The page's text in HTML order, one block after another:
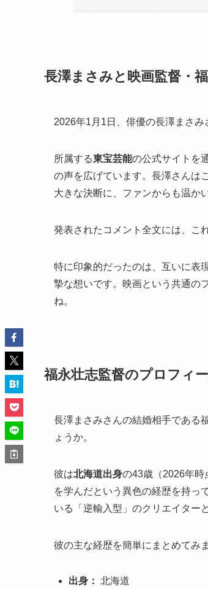
長澤まさみと映画監督・
2026年1月1日、俳優の長澤まさみ
所属する東宝芸能の公式サイトを
の声を広げています。長澤さんは
大きな決断に、ファンからも温か
発表されたコメント全文には、こ
特に印象的だったのは、互いに表
摯な想いです。映画という共通の
ね。
福永壮志監督のプロフィ
長澤まさみさんの結婚相手である
ょうか。
彼は北海道出身の43歳（2026年時
を学んだという異色の経歴を持っ
いる「逆輸入型」のクリエイター
彼の主な経歴を簡単にまとめてみ
出身： 北海道